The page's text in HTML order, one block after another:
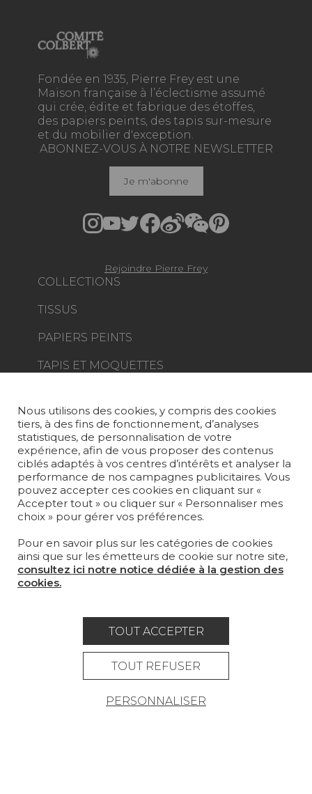
Fondée en 1935, Pierre Frey est une
Maison française à l’éclectisme assumé
qui crée, édite et fabrique des étoffes,
des papiers peints, des tapis sur-mesure
et du mobilier d'exception.
COLLECTIONS
TISSUS
PAPIERS PEINTS
TAPIS ET MOQUETTES
PROJETS
SUR-MESURE
MAGAZINE
LA MAISON
OÙ NOUS TROUVER ?
ABONNEZ-VOUS À NOTRE NEWSLETTER
Je m'abonne
Rejoindre Pierre Frey
Mentions légales
données
Condtions générales de vente
Nous utilisons des cookies, y compris des cookies
tiers, à des fins de fonctionnement, d’analyses
statistiques, de personnalisation de votre
expérience, afin de vous proposer des contenus
ciblés adaptés à vos centres d’intérêts et analyser la
performance de nos campagnes publicitaires. Vous
pouvez accepter ces cookies en cliquant sur «
Accepter tout » ou cliquer sur « Personnaliser mes
choix » pour gérer vos préférences.
Pour en savoir plus sur les catégories de cookies
ainsi que sur les émetteurs de cookie sur notre site,
consultez ici notre notice dédiée à la gestion des
cookies.
TOUT ACCEPTER
TOUT REFUSER
PERSONNALISER